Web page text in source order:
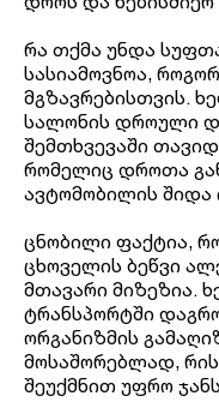
რა თქმა უნდა
სასიამოვნოა,
მგზავრებისთვის.
სალონის დროული
შემთხვევაში
რომელიც დროთა
ავტომობილის შიდა
ცნობილი ფაქტია,
ცხოველის ბეწვი
მთავარი მიზეზია.
ტრანსპორტში
ორგანიზმის
მოსაშორებლად,
შეუქმნით უფრო